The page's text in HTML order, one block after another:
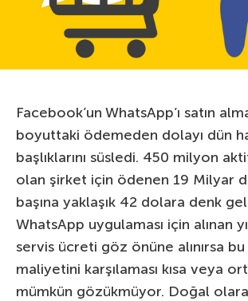
Facebook’un WhatsApp’ı satın
boyuttaki ödemeden dolayı dün
başlıklarını süsledi. 450 milyon aktif
olan şirket için ödenen 19 Milyar
başına yaklaşık 42 dolara denk
WhatsApp uygulaması için alınan
servis ücreti göz önüne alınırsa bu
maliyetini karşılaması kısa veya
mümkün gözükmüyor. Doğal